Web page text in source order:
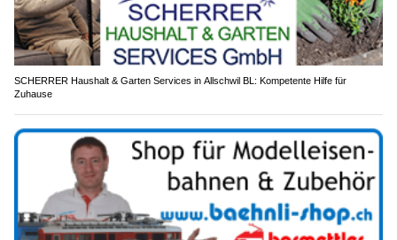
SCHERRER Haushalt & Garten Services in Allschwil BL: Kompetente Hilfe für
Zuhause